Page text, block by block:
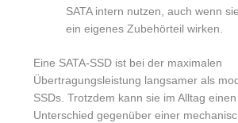
SATA intern nutzen, auch wenn
ein eigenes Zubehörteil wirken.
Eine SATA-SSD ist bei der maximalen
Übertragungsleistung langsamer als
SSDs. Trotzdem kann sie im Alltag
Unterschied gegenüber einer